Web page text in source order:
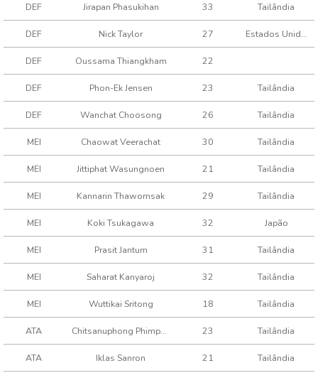
DEF Jirapan Phasukihan 33 Tailândia
DEF Nick Taylor 27 Estados Unidos
DEF Oussama Thiangkham 22
DEF Phon-Ek Jensen 23 Tailândia
DEF Wanchat Choosong 26 Tailândia
MEI Chaowat Veerachat 30 Tailândia
MEI Jittiphat Wasungnoen 21 Tailândia
MEI Kannarin Thawornsak 29 Tailândia
MEI Koki Tsukagawa 32 Japão
MEI Prasit Jantum 31 Tailândia
MEI Saharat Kanyaroj 32 Tailândia
MEI Wuttikai Sritong 18 Tailândia
ATA Chitsanuphong Phimpsang 23 Tailândia
ATA Iklas Sanron 21 Tailândia